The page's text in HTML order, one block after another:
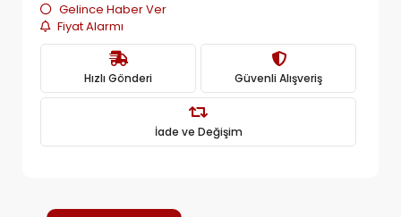
Gelince Haber Ver
Fiyat Alarmı
Hızlı Gönderi Güvenli Alışveriş
İade ve Değişim